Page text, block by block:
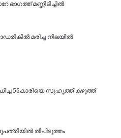
ഭാഗത്ത് മണ്ണിടിച്ചിൽ
മരിച്ച നിലയിൽ
56കാരിയെ സുഹൃത്ത് കഴുത്ത്
തീപിടുത്തം